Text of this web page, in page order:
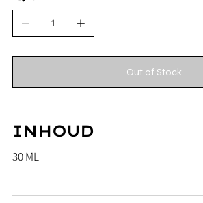
Out of Stock
INHOUD
30 ML